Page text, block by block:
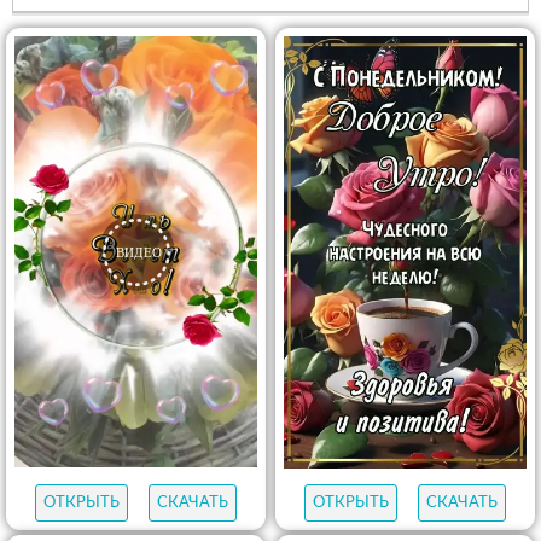
ОТКРЫТЬ СКАЧАТЬ ОТКРЫТЬ СКАЧАТЬ